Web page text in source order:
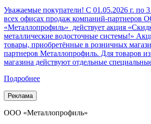
Уважаемые покупатели! С 01.05.2026 г. по
всех офисах продаж компаний-партнеров
«Металлопрофиль» действует акция
металлические водосточные системы!»
товары, приобретённые в розничных
партнеров Металлопрофиль. Для товаров
магазина действуют отдельные
Подробнее
Реклама
ООО «Металлопрофиль»